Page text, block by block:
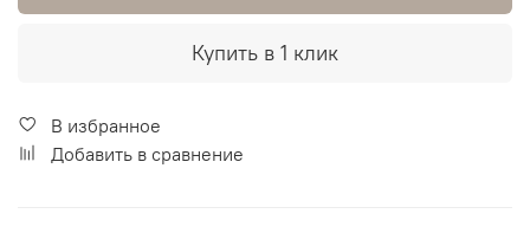
Купить в 1 клик
В избранное
Добавить в сравнение